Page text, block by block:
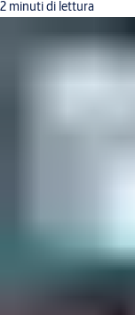
2 minuti di lettura